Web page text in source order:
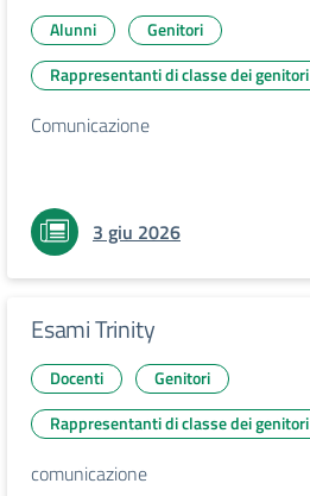
Alunni
Genitori
Rappresentanti di classe dei genitori
Comunicazione
3 giu 2026
Esami Trinity
Docenti
Genitori
Rappresentanti di classe dei genitori
comunicazione